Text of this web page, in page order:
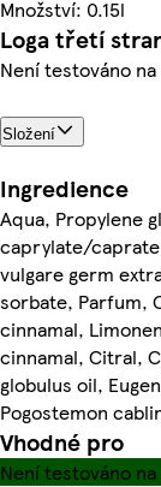
Množství: 0.15l
Loga třetí
Není testováno
Složení
Ingredience
Aqua, Propylene
caprylate/
vulgare germ
sorbate, Parfum,
cinnamal,
cinnamal, Citral,
globulus oil,
Pogostemon
Vhodné pro
Není testováno